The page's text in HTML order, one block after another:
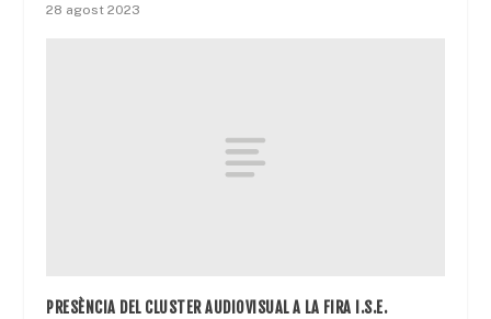
28 agost 2023
PRESÈNCIA DEL CLUSTER AUDIOVISUAL A LA FIRA I.S.E.